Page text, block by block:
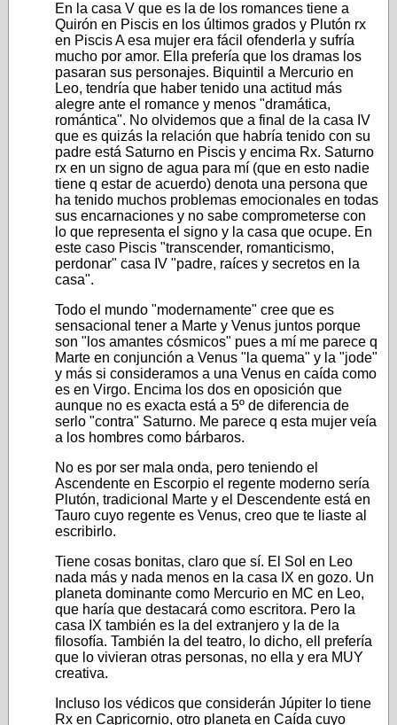
En la casa V que es la de los romances tiene a
Quirón en Piscis en los últimos grados y Plutón rx
en Piscis A esa mujer era fácil ofenderla y sufría
mucho por amor. Ella prefería que los dramas los
pasaran sus personajes. Biquintil a Mercurio en
Leo, tendría que haber tenido una actitud más
alegre ante el romance y menos "dramática,
romántica". No olvidemos que a final de la casa IV
que es quizás la relación que habría tenido con su
padre está Saturno en Piscis y encima Rx. Saturno
rx en un signo de agua para mí (que en esto nadie
tiene q estar de acuerdo) denota una persona que
ha tenido muchos problemas emocionales en todas
sus encarnaciones y no sabe comprometerse con
lo que representa el signo y la casa que ocupe. En
este caso Piscis "transcender, romanticismo,
perdonar" casa IV "padre, raíces y secretos en la
casa".
Todo el mundo "modernamente" cree que es
sensacional tener a Marte y Venus juntos porque
son "los amantes cósmicos" pues a mí me parece q
Marte en conjunción a Venus "la quema" y la "jode"
y más si consideramos a una Venus en caída como
es en Virgo. Encima los dos en oposición que
aunque no es exacta está a 5º de diferencia de
serlo "contra" Saturno. Me parece q esta mujer veía
a los hombres como bárbaros.
No es por ser mala onda, pero teniendo el
Ascendente en Escorpio el regente moderno sería
Plutón, tradicional Marte y el Descendente está en
Tauro cuyo regente es Venus, creo que te liaste al
escribirlo.
Tiene cosas bonitas, claro que sí. El Sol en Leo
nada más y nada menos en la casa IX en gozo. Un
planeta dominante como Mercurio en MC en Leo,
que haría que destacará como escritora. Pero la
casa IX también es la del extranjero y la de la
filosofía. También la del teatro, lo dicho, ell prefería
que lo vivieran otras personas, no ella y era MUY
creativa.
Incluso los védicos que considerán Júpiter lo tiene
Rx en Capricornio, otro planeta en Caída cuyo